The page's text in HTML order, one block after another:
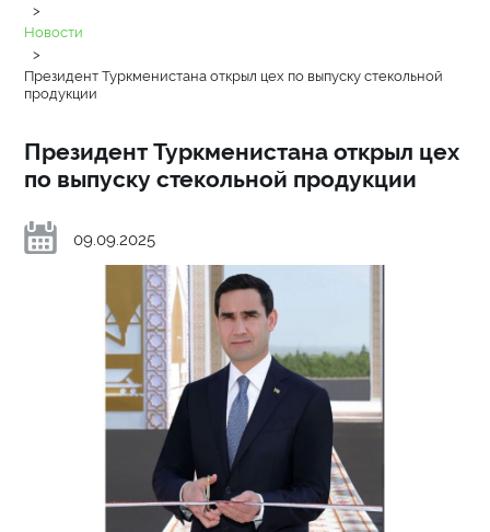
>
Новости
>
Президент Туркменистана открыл цех по выпуску стекольной
продукции
Президент Туркменистана открыл цех
по выпуску стекольной продукции
09.09.2025